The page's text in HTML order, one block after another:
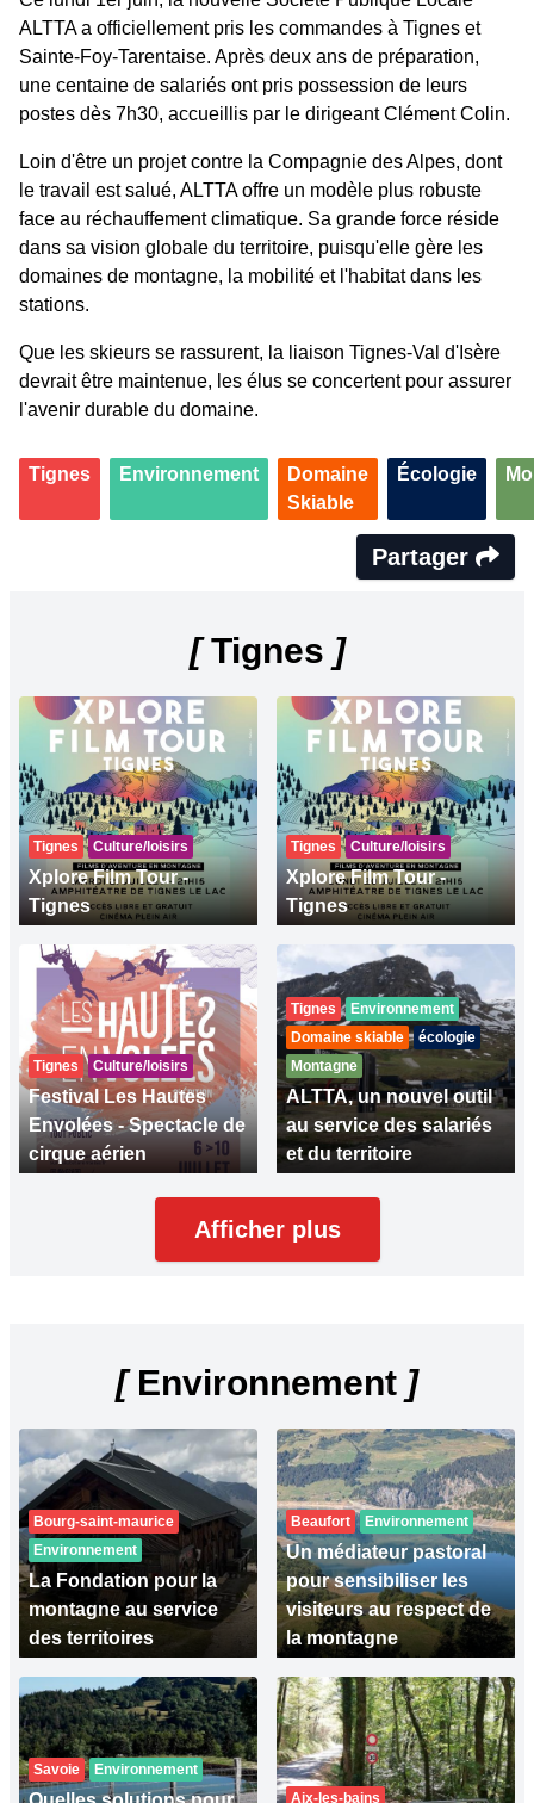
ALTTA a officiellement pris les commandes à Tignes et
Sainte-Foy-Tarentaise. Après deux ans de préparation,
une centaine de salariés ont pris possession de leurs
postes dès 7h30, accueillis par le dirigeant Clément Colin.
Loin d'être un projet contre la Compagnie des Alpes, dont
le travail est salué, ALTTA offre un modèle plus robuste
face au réchauffement climatique. Sa grande force réside
dans sa vision globale du territoire, puisqu'elle gère les
domaines de montagne, la mobilité et l'habitat dans les
stations.
Que les skieurs se rassurent, la liaison Tignes-Val d'Isère
devrait être maintenue, les élus se concertent pour assurer
l'avenir durable du domaine.
Tignes Environnement
Domaine
Skiable
Écologie
Partager
[Tignes ]
Tignes Culture/loisirs
Xplore Film Tour -
Tignes
Tignes Culture/loisirs
Xplore Film Tour -
Tignes
Tignes Culture/loisirs
Festival Les Hautes
Envolées - Spectacle de
cirque aérien
Tignes
Environnement
Domaine skiable
écologie
Montagne
ALTTA, un nouvel outil
au service des salariés
et du territoire
Afficher plus
[Environnement ]
Bourg-saint-maurice
Environnement
La Fondation pour la
montagne au service
des territoires
Beaufort Environnement
Un médiateur pastoral
pour sensibiliser les
visiteurs au respect de
la montagne
Savoie Environnement
Aix-les-bains